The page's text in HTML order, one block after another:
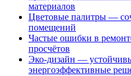
материалов
Цветовые палитры —
помещений
Частые ошибки в
просчётов
Эко-дизайн —
энергоэффективные